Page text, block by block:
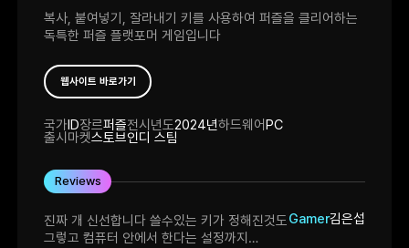
복사, 붙여넣기, 잘라내기 키를 사용하여 퍼즐을 클리어하는
독특한 퍼즐 플랫포머 게임입니다
웹사이트 바로가기
국가ID장르퍼즐전시년도2024년하드웨어PC
출시마켓스토브인디 스팀
Reviews
진짜 개 신선합니다 쓸수있는 키가 정해진것도
그렇고 컴퓨터 안에서 한다는 설정까지
Gamer김은섭